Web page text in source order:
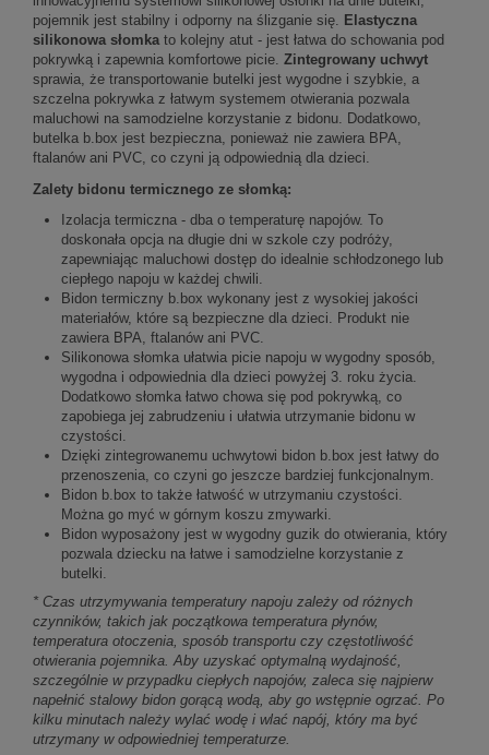
pojemnik jest stabilny i odporny na ślizganie się. Elastyczna
silikonowa słomkato kolejny atut - jest łatwa do schowania pod
pokrywką i zapewnia komfortowe picie. Zintegrowany uchwyt
sprawia, że transportowanie butelki jest wygodne i szybkie, a
szczelna pokrywka z łatwym systemem otwierania pozwala
maluchowi na samodzielne korzystanie z bidonu. Dodatkowo,
butelka b.box jest bezpieczna, ponieważ nie zawiera BPA,
ftalanów ani PVC, co czyni ją odpowiednią dla dzieci.
Zalety bidonu termicznego ze słomką:
Izolacja termiczna - dba o temperaturę napojów. To
doskonała opcja na długie dni w szkole czy podróży,
zapewniając maluchowi dostęp do idealnie schłodzonego lub
ciepłego napoju w każdej chwili.
Bidon termiczny b.box wykonany jest z wysokiej jakości
materiałów, które są bezpieczne dla dzieci. Produkt nie
zawiera BPA, ftalanów ani PVC.
Silikonowa słomka ułatwia picie napoju w wygodny sposób,
wygodna i odpowiednia dla dzieci powyżej 3. roku życia.
Dodatkowo słomka łatwo chowa się pod pokrywką, co
zapobiega jej zabrudzeniu i ułatwia utrzymanie bidonu w
czystości.
Dzięki zintegrowanemu uchwytowi bidon b.box jest łatwy do
przenoszenia, co czyni go jeszcze bardziej funkcjonalnym.
Bidon b.box to także łatwość w utrzymaniu czystości.
Można go myć w górnym koszu zmywarki.
Bidon wyposażony jest w wygodny guzik do otwierania, który
pozwala dziecku na łatwe i samodzielne korzystanie z
butelki.
* Czas utrzymywania temperatury napoju zależy od różnych
czynników, takich jak początkowa temperatura płynów,
temperatura otoczenia, sposób transportu czy częstotliwość
otwierania pojemnika. Aby uzyskać optymalną wydajność,
szczególnie w przypadku ciepłych napojów, zaleca się najpierw
napełnić stalowy bidon gorącą wodą, aby go wstępnie ogrzać. Po
kilku minutach należy wylać wodę i wlać napój, który ma być
utrzymany w odpowiedniej temperaturze.